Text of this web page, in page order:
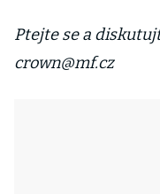
Ptejte se a
crown@mf.cz